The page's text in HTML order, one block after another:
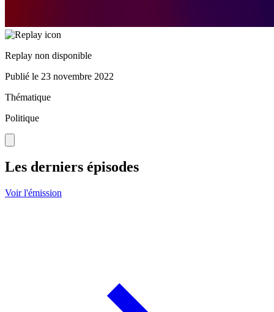
Replay non disponible
Publié le 23 novembre 2022
Thématique
Politique
Les derniers épisodes
Voir l'émission